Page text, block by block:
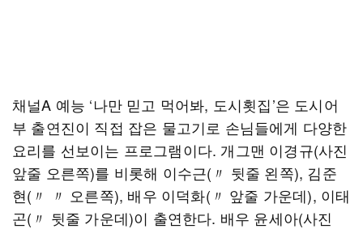
채널A 예능 ‘나만 믿고 먹어봐, 도시횟집’은 도시어
부 출연진이 직접 잡은 물고기로 손님들에게 다양한
요리를 선보이는 프로그램이다. 개그맨 이경규(사진
앞줄 오른쪽)를 비롯해 이수근(〃 뒷줄 왼쪽), 김준
현(〃 〃 오른쪽), 배우 이덕화(〃 앞줄 가운데), 이태
곤(〃 뒷줄 가운데)이 출연한다. 배우 윤세아(사진